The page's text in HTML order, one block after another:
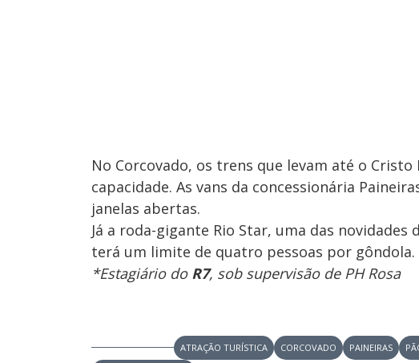
No Corcovado, os trens que levam até o
capacidade. As vans da concessionária
janelas abertas.
Já a roda-gigante Rio Star, uma das
terá um limite de quatro pessoas por gôndola.
*Estagiário do R7, sob supervisão de PH Rosa
ATRAÇÃO TURÍSTICA CORCOVADO PAINEIRAS